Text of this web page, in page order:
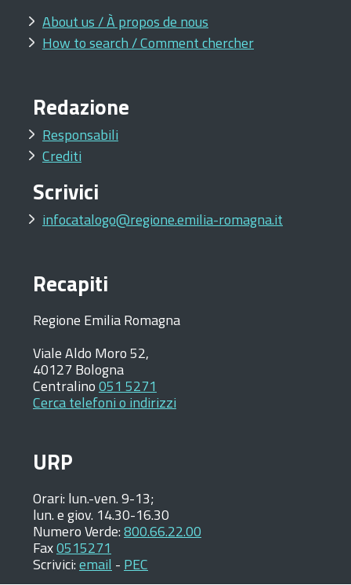
About us / À propos de nous
How to search / Comment chercher
Redazione
Responsabili
Crediti
Scrivici
infocatalogo@regione.emilia-romagna.it
Recapiti
Regione Emilia Romagna
Viale Aldo Moro 52,
40127 Bologna
Centralino051 5271
Cerca telefoni o indirizzi
URP
Orari: lun.-ven. 9-13;
lun. e giov. 14.30-16.30
Numero Verde:800.66.22.00
Fax0515271
Scrivici:email - PEC